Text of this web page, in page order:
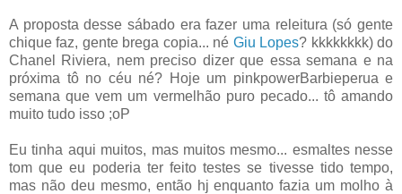
A proposta desse sábado era fazer uma releitura (só gente
chique faz, gente brega copia... né Giu Lopes? kkkkkkkk) do
Chanel Riviera, nem preciso dizer que essa semana e na
próxima tô no céu né? Hoje um pinkpowerBarbieperua e
semana que vem um vermelhão puro pecado... tô amando
muito tudo isso ;oP
Eu tinha aqui muitos, mas muitos mesmo... esmaltes nesse
tom que eu poderia ter feito testes se tivesse tido tempo,
mas não deu mesmo, então hj enquanto fazia um molho à